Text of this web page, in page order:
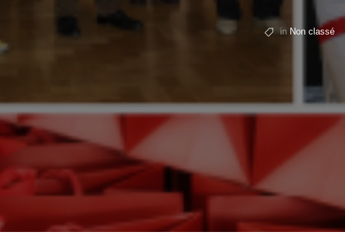
in Non classé